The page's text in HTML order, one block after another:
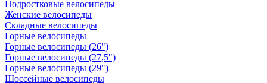
Подростковые велосипеды
Женские велосипеды
Складные велосипеды
Горные велосипеды
Горные велосипеды (26")
Горные велосипеды (27,5")
Горные велосипеды (29")
Шоссейные велосипеды